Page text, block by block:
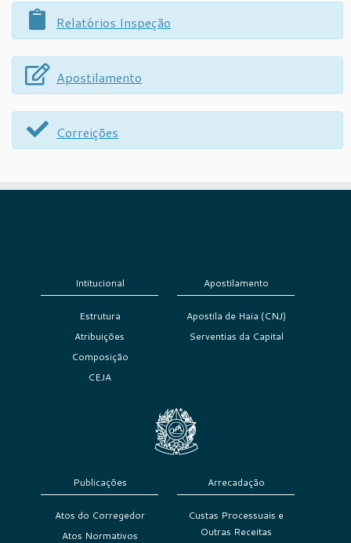
Relatórios Inspeção
Apostilamento
Correições
Intitucional
Estrutura
Atribuições
Composição
CEJA
Apostilamento
Apostila de Haia (CNJ)
Serventias da Capital
Publicações
Atos do Corregedor
Atos Normativos
Arrecadação
Custas Processuais e
Outras Receitas